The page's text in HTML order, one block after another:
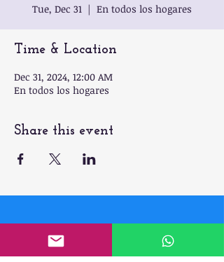
Tue, Dec 31
  |
En todos los hogares
Time & Location
Dec 31, 2024, 12:00 AM
En todos los hogares
Share this event
¡Síguenos en nuestras